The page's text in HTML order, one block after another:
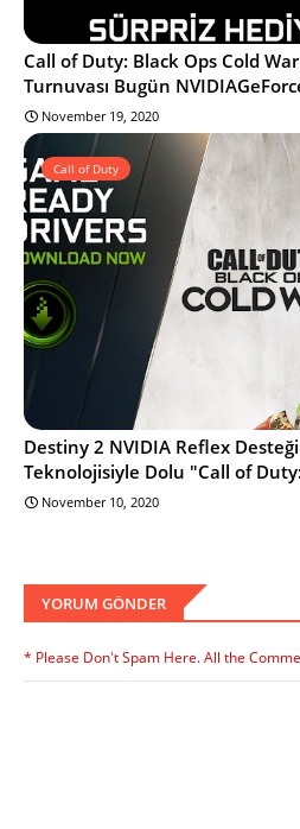
Call of Duty: Black Ops Cold
Turnuvası Bugün
November 19, 2020
Call of Duty
Destiny 2 NVIDIA Reflex
Teknolojisiyle Dolu "Call of
November 10, 2020
YORUM GÖNDER
* Please Don't Spam Here. All the